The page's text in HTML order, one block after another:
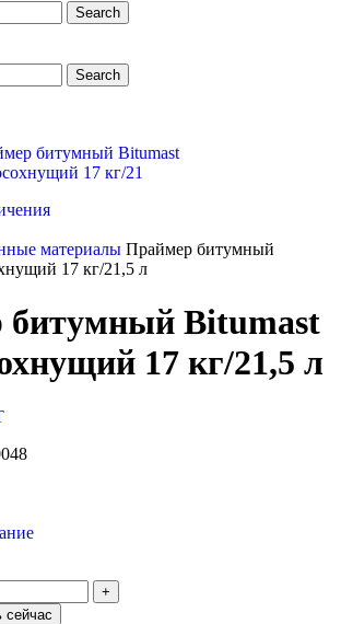
Search
Search
материалы Праймер битумный
17 кг/21,5 л
Bitumast
17 кг/21,5 л
сейчас